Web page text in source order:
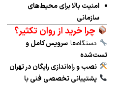
امنیت بالا برای محیط‌های
سازمانی
چرا خرید از روان تکثیر؟
دستگاه‌ها سرویس کامل و
تست‌شده
نصب و راه‌اندازی رایگان در تهران
پشتیبانی تخصصی فنی با